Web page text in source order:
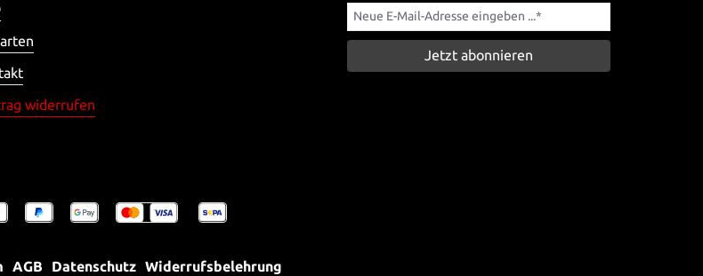
widerrufen
Jetzt abonnieren
AGB Datenschutz Widerrufsbelehrung